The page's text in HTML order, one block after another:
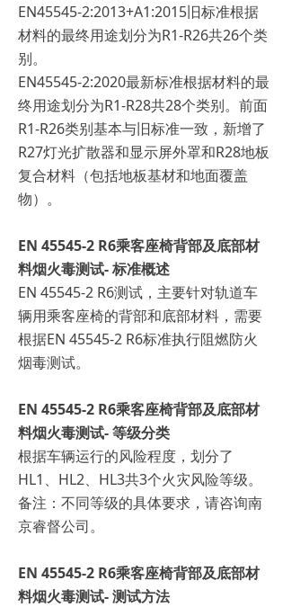
EN45545-2:2013+A1:2015旧标准根据
材料的最终用途划分为R1-R26共26个类
别。
EN45545-2:2020最新标准根据材料的最
终用途划分为R1-R28共28个类别。前面
R1-R26类别基本与旧标准一致，新增了
R27灯光扩散器和显示屏外罩和R28地板
复合材料（包括地板基材和地面覆盖
物）。
EN 45545-2 R6乘客座椅背部及底部材
料烟火毒测试- 标准概述
EN 45545-2 R6测试，主要针对轨道车
辆用乘客座椅的背部和底部材料，需要
根据EN 45545-2 R6标准执行阻燃防火
烟毒测试。
EN 45545-2 R6乘客座椅背部及底部材
料烟火毒测试- 等级分类
根据车辆运行的风险程度，划分了
HL1、HL2、HL3共3个火灾风险等级。
备注：不同等级的具体要求，请咨询南
京睿督公司。
EN 45545-2 R6乘客座椅背部及底部材
料烟火毒测试- 测试方法